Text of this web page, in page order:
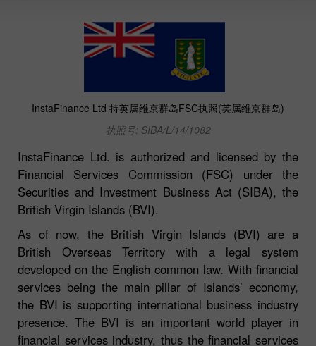
InstaFinance Ltd 持英属维京群岛FSC执照(英属维京群岛)
执照号: SIBA/L/14/1082
InstaFinance Ltd. is authorized and licensed by the
Financial Services Commission (FSC) under the
Securities and Investment Business Act (SIBA), the
British Virgin Islands (BVI).
As of now, the British Virgin Islands (BVI) are a
British Overseas Territory with a legal system
developed on the English common law. With financial
services being the main pillar of Islands’ economy,
the BVI is supporting international business industry
presence. The BVI is an important world player in
financial services industry, thus the financial services